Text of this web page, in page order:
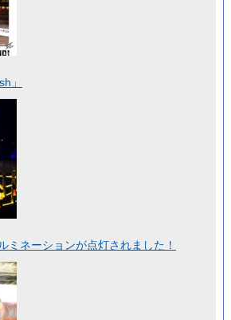
」
ミネーションが点灯されました！